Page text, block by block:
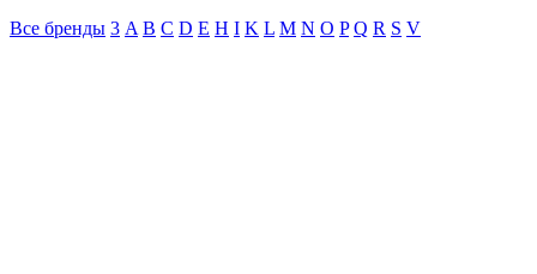
Все бренды 3 A B C D E H I K L M N O P Q R S V